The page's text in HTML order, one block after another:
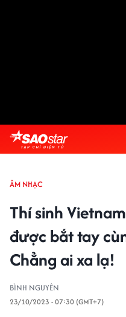
ÂM NHẠC
Thí sinh
được bắt tay
Chẳng ai xa lạ!
BÌNH NGUYÊN
23/10/2023 - 07:30 (GMT+7)